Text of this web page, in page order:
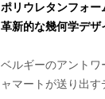
ポリウレタンフォ
革新的な幾何学デザ
ベルギーのアント
ャマートが送り出